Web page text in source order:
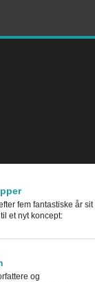
fem fantastiske år sit
et nyt koncept:
og